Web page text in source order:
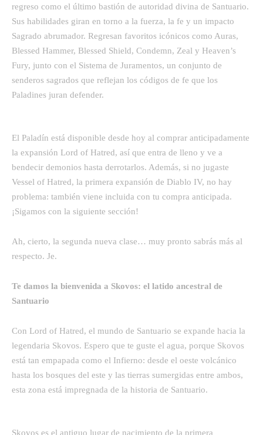
regreso como el último bastión de autoridad divina de Santuario.
Sus habilidades giran en torno a la fuerza, la fe y un impacto
Sagrado abrumador. Regresan favoritos icónicos como Auras,
Blessed Hammer, Blessed Shield, Condemn, Zeal y Heaven’s
Fury, junto con el Sistema de Juramentos, un conjunto de
senderos sagrados que reflejan los códigos de fe que los
Paladines juran defender.
El Paladín está disponible desde hoy al comprar anticipadamente
la expansión Lord of Hatred, así que entra de lleno y ve a
bendecir demonios hasta derrotarlos. Además, si no jugaste
Vessel of Hatred, la primera expansión de Diablo IV, no hay
problema: también viene incluida con tu compra anticipada.
¡Sigamos con la siguiente sección!
Ah, cierto, la segunda nueva clase… muy pronto sabrás más al
respecto. Je.
Te damos la bienvenida a Skovos: el latido ancestral de
Santuario
Con Lord of Hatred, el mundo de Santuario se expande hacia la
legendaria Skovos. Espero que te guste el agua, porque Skovos
está tan empapada como el Infierno: desde el oeste volcánico
hasta los bosques del este y las tierras sumergidas entre ambos,
esta zona está impregnada de la historia de Santuario.
Skovos es el antiguo lugar de nacimiento de la primera